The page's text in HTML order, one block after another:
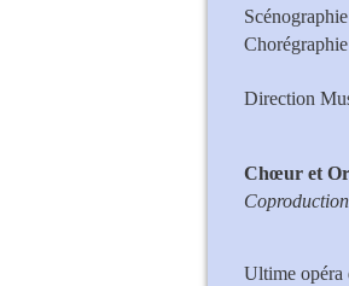
Scénographie
Chorégraphie
Direction
Julia
Chœur et
Ultime opéra